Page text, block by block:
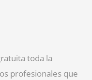
toda la
profesionales que